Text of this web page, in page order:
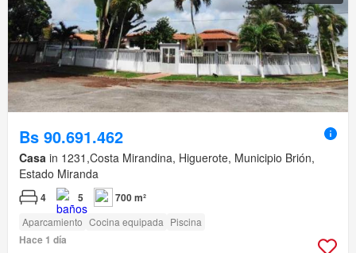
Bs 90.691.462
Casa in 1231,Costa Mirandina, Higuerote, Municipio Brión,
Estado Miranda
4 5 700 m²
Aparcamiento Cocina equipada Piscina
Hace 1 día